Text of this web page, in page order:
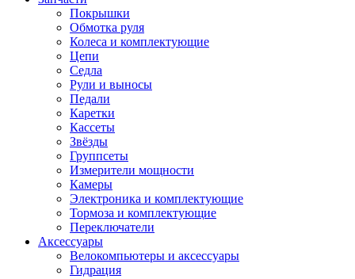
Покрышки
Обмотка руля
Колеса и комплектующие
Цепи
Седла
Рули и выносы
Педали
Каретки
Кассеты
Звёзды
Группсеты
Измерители мощности
Камеры
Электроника и комплектующие
Тормоза и комплектующие
Переключатели
Аксессуары
Велокомпьютеры и аксессуары
Гидрация